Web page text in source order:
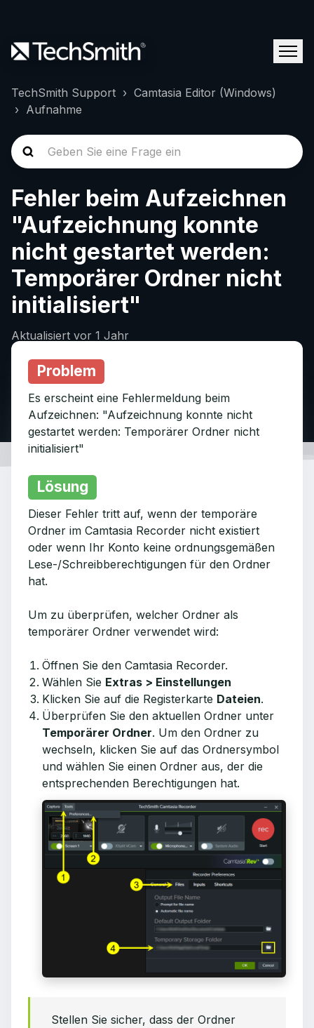
TechSmith Support
Camtasia Editor (Windows)
Aufnahme
Fehler beim Aufzeichnen
"Aufzeichnung konnte
nicht gestartet werden:
Temporärer Ordner nicht
initialisiert"
Aktualisiert vor 1 Jahr
Problem
Es erscheint eine Fehlermeldung beim
Aufzeichnen: "Aufzeichnung konnte nicht
gestartet werden: Temporärer Ordner nicht
initialisiert"
Lösung
Dieser Fehler tritt auf, wenn der temporäre
Ordner im Camtasia Recorder nicht existiert
oder wenn Ihr Konto keine ordnungsgemäßen
Lese-/Schreibberechtigungen für den Ordner
hat.
Um zu überprüfen, welcher Ordner als
temporärer Ordner verwendet wird:
Öffnen Sie den Camtasia Recorder.
Wählen Sie Extras > Einstellungen
Klicken Sie auf die Registerkarte Dateien.
Überprüfen Sie den aktuellen Ordner unter
Temporärer Ordner. Um den Ordner zu
wechseln, klicken Sie auf das Ordnersymbol
und wählen Sie einen Ordner aus, der die
entsprechenden Berechtigungen hat.
Stellen Sie sicher, dass der Ordner